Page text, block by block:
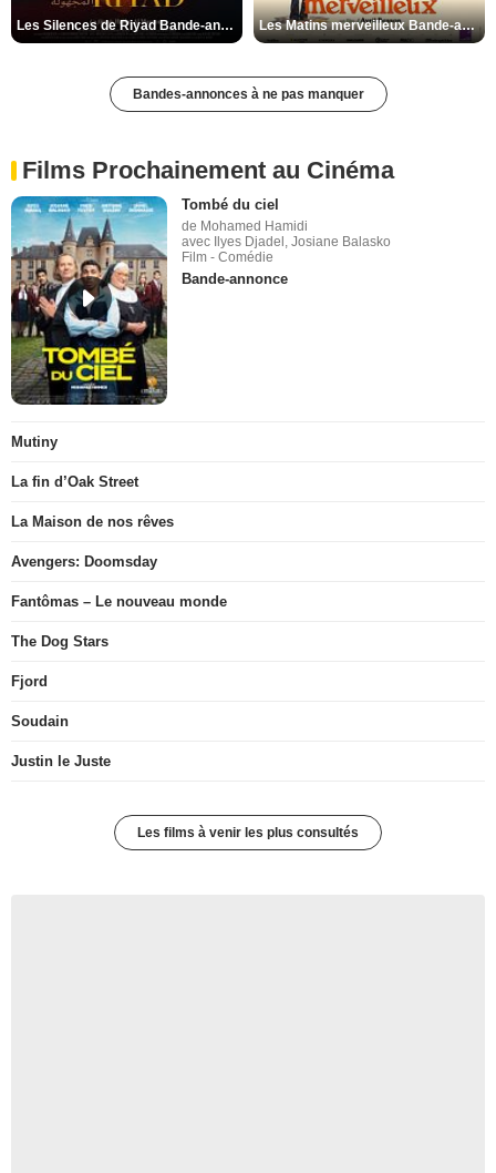
Les Silences de Riyad Bande-annonce VO STFR Les Matins merveilleux Bande-annonce VF
Bandes-annonces à ne pas manquer
Films Prochainement au Cinéma
Tombé du ciel
de Mohamed Hamidi
avec Ilyes Djadel, Josiane Balasko
Film - Comédie
Bande-annonce
Mutiny
La fin d’Oak Street
La Maison de nos rêves
Avengers: Doomsday
Fantômas – Le nouveau monde
The Dog Stars
Fjord
Soudain
Justin le Juste
Les films à venir les plus consultés